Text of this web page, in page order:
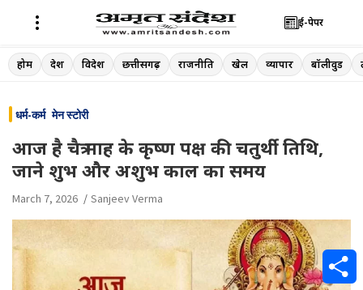
Skip
to
ई-पेपर
होम देश विदेश छत्तीसगढ़ राजनीति खेल व्यापार बॉलीवुड
धर्म-कर्म मेन स्टोरी
आज है चैत्र माह के कृष्ण पक्ष की चतुर्थी तिथि,
जाने शुभ और अशुभ काल का समय
March 7, 2026 Sanjeev Verma